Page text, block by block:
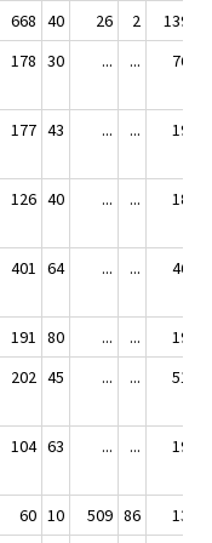
668 40 26 2 139
178 30 ... ... 76
177 43 ... ... 19
126 40 ... ... 18
401 64 ... ... 46
191 80 ... ... 19
202 45 ... ... 51
104 63 ... ... 19
60 10 509 86 13